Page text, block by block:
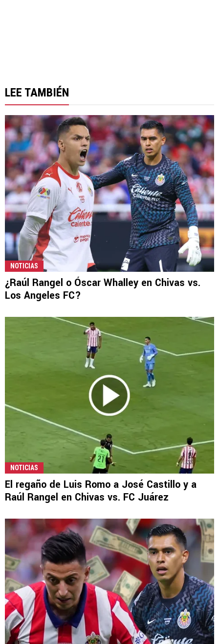
LEE TAMBIÉN
NOTICIAS
¿Raúl Rangel o Óscar Whalley en Chivas vs.
Los Angeles FC?
NOTICIAS
El regaño de Luis Romo a José Castillo y a
Raúl Rangel en Chivas vs. FC Juárez